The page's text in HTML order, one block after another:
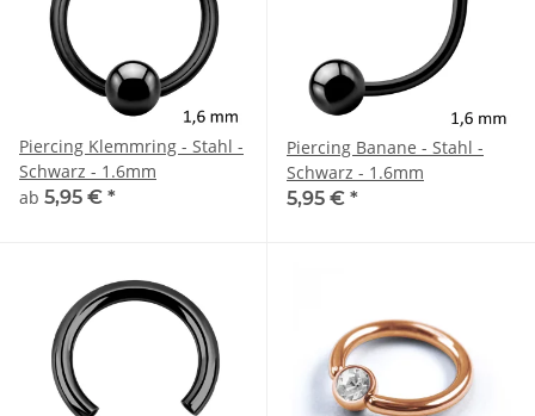
Piercing Klemmring - Stahl -
Schwarz - 1.6mm
ab 5,95 € *
Piercing Banane - Stahl -
Schwarz - 1.6mm
5,95 € *